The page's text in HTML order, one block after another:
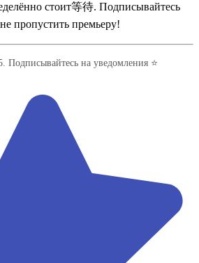
стоит等待. Подписывайтесь
пропустить премьеру!
Подписывайтесь на уведомления ⭐